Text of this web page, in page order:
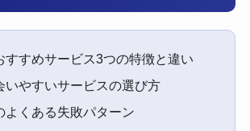
すすめサービス3つの特徴と違い
いやすいサービスの選び方
よくある失敗パターン